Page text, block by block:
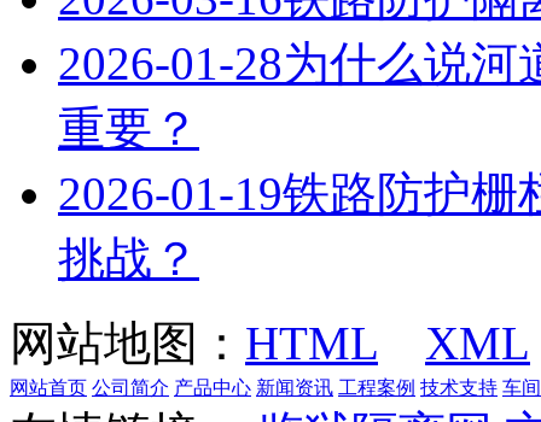
2026-01-28为什么说河
重要？
2026-01-19铁路防护栅
挑战？
网站地图： HTML XML
网站首页 公司简介 产品中心 新闻资讯 工程案例 技术支持 车